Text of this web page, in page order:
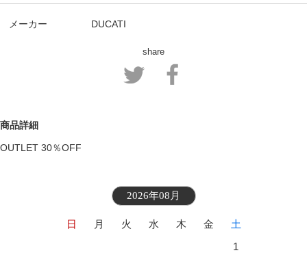
メーカー DUCATI
share
商品詳細
OUTLET 30％OFF
2026年08月
日 月 火 水 木 金
土
1